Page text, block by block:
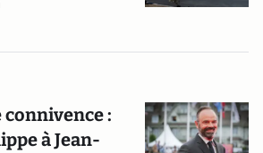
:
à Jean-